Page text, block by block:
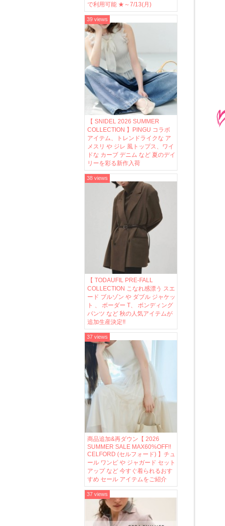
で利用可能 ★～7/13(月)
【 SNIDEL 2026 SUMMER
COLLECTION 】PINGU コラボ
アイテム、トレンドライクな ア
メスリ や ジレ 風トップス、ワイ
ドな カーブ デニム など 夏のデイ
リーを彩る新作入荷
39 views
【 TODAUFIL PRE-FALL
COLLECTION こなれ感漂う スエ
ード ブルゾン や ダブル ジャケッ
ト 、 ボーダー T、 ボンディング
パンツ など 秋の人気アイテムが
追加生産決定!!
38 views
商品追加&再ダウン【 2026
SUMMER SALE MAX60%OFF!!
CELFORD (セルフォード) 】チュ
ール ワンピ や ジャガード セット
アップ など 今すぐ着られるおす
すめ セール アイテムをご紹介
37 views
37 views